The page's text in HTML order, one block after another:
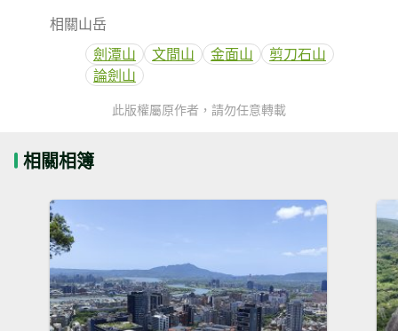
相關山岳
劍潭山
文間山 金面山
剪刀石山
論劍山
此版權屬原作者，請勿任意轉載
相關相簿